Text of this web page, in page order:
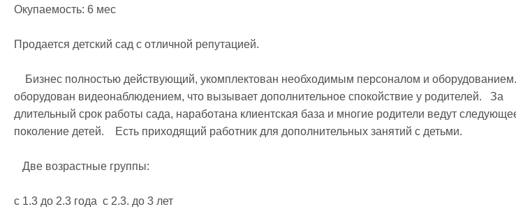
Окупаемость: 6 мес
Продается детский сад с отличной репутацией.
оборудован видеонаблюдением, что вызывает дополнительное спокойствие у родителей.   За
длительный срок работы сада, наработана клиентская база и многие родители ведут
поколение детей.    Есть приходящий работник для дополнительных занятий с детьми.
с 1.3 до 2.3 года  с 2.3. до 3 лет